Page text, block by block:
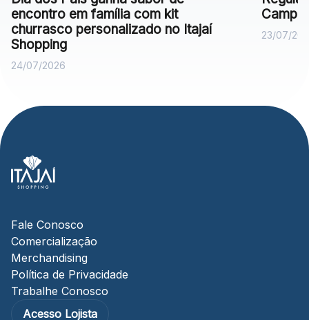
encontro em família com kit
churrasco personalizado no Itajaí
Shopping
24/07/2026
23/07/
Fale Conosco
Comercialização
Merchandising
Política de Privacidade
Trabalhe Conosco
Acesso Lojista